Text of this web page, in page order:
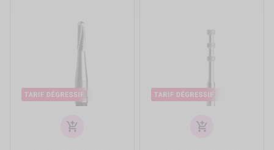
add_shopping_cart add_shopping_cart